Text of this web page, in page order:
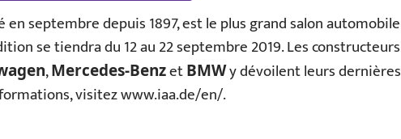
en septembre depuis 1897, est le plus grand salon automobile
se tiendra du 12 au 22 septembre 2019. Les constructeurs
,Mercedes-BenzetBMWy dévoilent leurs dernières
visitez www.iaa.de/en/.